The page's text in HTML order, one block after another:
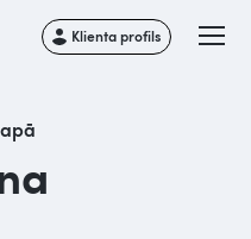
Klienta profils